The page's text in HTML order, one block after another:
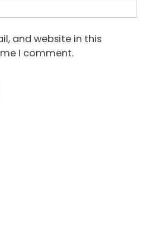
and website in this
I comment.